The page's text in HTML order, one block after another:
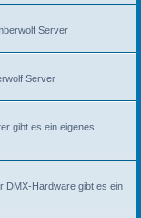
Server
Server
gibt es ein eigenes
DMX-Hardware gibt es ein